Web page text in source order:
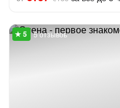
5 отзывов